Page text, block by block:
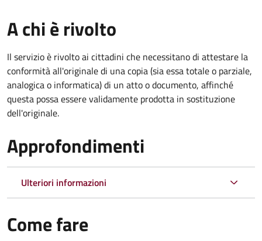
A chi è rivolto
Il servizio è rivolto ai cittadini che necessitano di attestare la
conformità all'originale di una copia (sia essa totale o parziale,
analogica o informatica) di un atto o documento, affinché
questa possa essere validamente prodotta in sostituzione
dell'originale.
Approfondimenti
Ulteriori informazioni
Come fare